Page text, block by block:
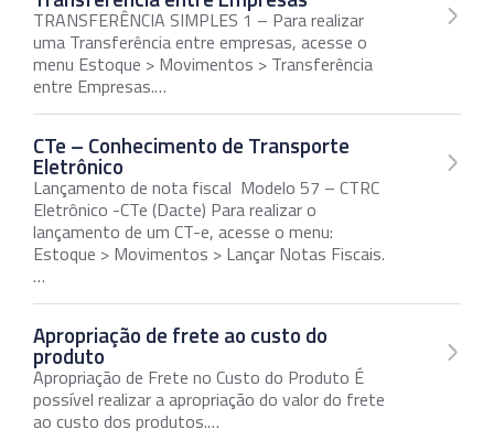
TRANSFERÊNCIA SIMPLES 1 – Para realizar
uma Transferência entre empresas, acesse o
menu Estoque > Movimentos > Transferência
entre Empresas.…
CTe – Conhecimento de Transporte
Eletrônico
Lançamento de nota fiscal Modelo 57 – CTRC
Eletrônico -CTe (Dacte) Para realizar o
lançamento de um CT-e, acesse o menu:
Estoque > Movimentos > Lançar Notas Fiscais.
…
Apropriação de frete ao custo do
produto
Apropriação de Frete no Custo do Produto É
possível realizar a apropriação do valor do frete
ao custo dos produtos.…